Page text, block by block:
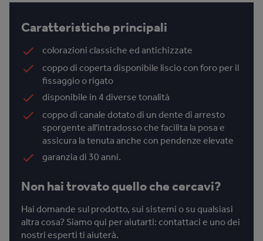
Caratteristiche principali
colorazioni classiche ed antichizzate
coppo di coperta disponibile liscio con foro per il
fissaggio o rigato
disponibile in 4 diverse tonalità
coppo di canale dotato di un dente di arresto
sporgente all'intradosso che facilita la posa e
assicura la tenuta anche con pendenze elevate
garanzia di 30 anni.
Non hai trovato quello che cercavi?
Hai domande sul prodotto, sui sistemi o su qualsiasi
altra cosa? Siamo qui per aiutarti: contattaci e uno dei
nostri esperti ti aiuterà.